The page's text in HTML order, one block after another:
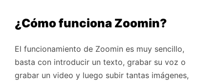
¿Cómo funciona Zoomin?
El funcionamiento de Zoomin es muy sencillo,
basta con introducir un texto, grabar su voz o
grabar un video y luego subir tantas imágenes,